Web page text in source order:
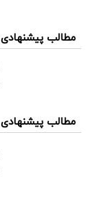
مطالب پیشنهادی
مطالب پیشنهادی